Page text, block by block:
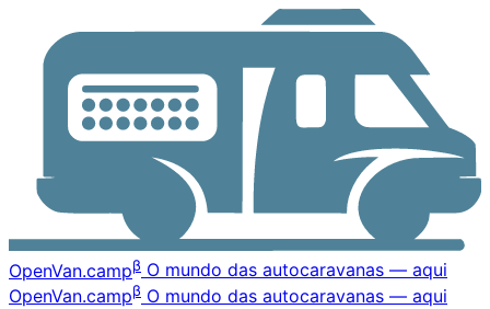
OpenVan.campβ O mundo das autocaravanas — aqui
OpenVan.campβ O mundo das autocaravanas — aqui